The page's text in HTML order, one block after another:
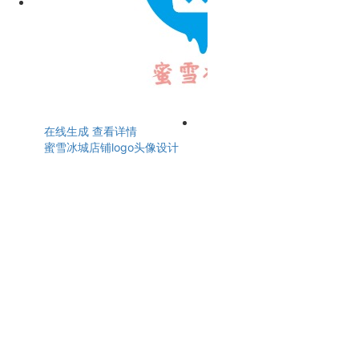
在线生成 查看详情
蜜雪冰城店铺logo头像设计